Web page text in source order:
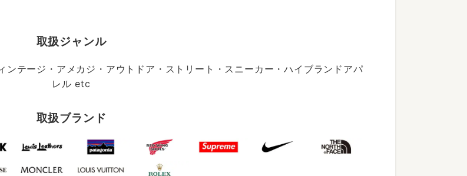
取扱ジャンル
テージ・アメカジ・アウトドア・ストリート・スニーカー・ハイブランドアパ
レル etc
取扱ブランド